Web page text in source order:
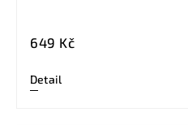
649 Kč
Detail